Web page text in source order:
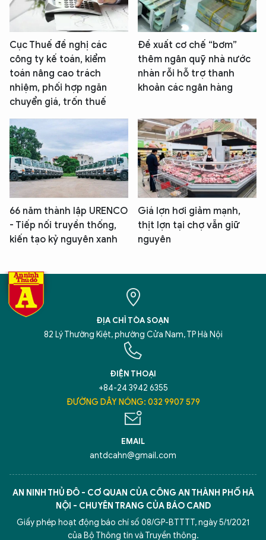
Cục Thuế đề nghị các
công ty kế toán, kiểm
toán nâng cao trách
nhiệm, phối hợp ngăn
chuyển giá, trốn thuế
Đề xuất cơ chế “bơm”
thêm ngân quỹ nhà nước
nhàn rỗi hỗ trợ thanh
khoản các ngân hàng
66 năm thành lập URENCO
- Tiếp nối truyền thống,
kiến tạo kỷ nguyên xanh
Giá lợn hơi giảm mạnh,
thịt lợn tại chợ vẫn giữ
nguyên
ĐỊA CHỈ TÒA SOẠN
82 Lý Thường Kiệt, phường Cửa Nam, TP Hà Nội
ĐIỆN THOẠI
+84-24 3942 6355
ĐƯỜNG DÂY NÓNG: 032 9907 579
EMAIL
antdcahn@gmail.com
AN NINH THỦ ĐÔ - CƠ QUAN CỦA CÔNG AN THÀNH PHỐ HÀ
NỘI - CHUYÊN TRANG CỦA BÁO CAND
Giấy phép hoạt động báo chí số 08/GP-BTTTT, ngày 5/1/2021
của Bộ Thông tin và Truyền thông.